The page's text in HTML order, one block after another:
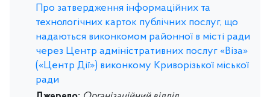
Про затвердження інформаційних та
технологічних карток публічних послуг, що
надаються виконкомом районної в місті ради
через Центр адміністративних послуг «Віза»
(«Центр Дії») виконкому Криворізької міської
ради